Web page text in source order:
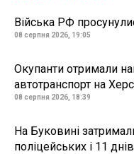
Війська РФ
08 серпня 2026, 19:05
Окупанти отримали
автотранспорт на
08 серпня 2026, 18:39
На Буковині
поліцейських і 11